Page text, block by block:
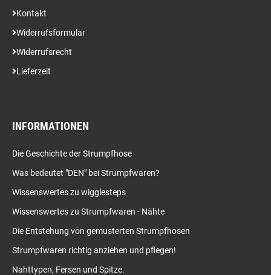
Kontakt
Widerrufsformular
Widerrufsrecht
Lieferzeit
INFORMATIONEN
Die Geschichte der Strumpfhose
Was bedeutet "DEN" bei Strumpfwaren?
Wissenswertes zu wigglesteps
Wissenswertes zu Strumpfwaren - Nähte
Die Entstehung von gemusterten Strumpfhosen
Strumpfwaren richtig anziehen und pflegen!
Nahttypen, Fersen und Spitze.